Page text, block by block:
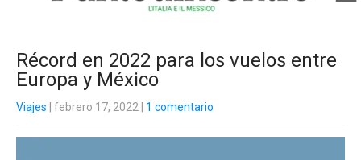
Récord en 2022 para los vuelos entre
Europa y México
Viajes | febrero 17, 2022 1 comentario